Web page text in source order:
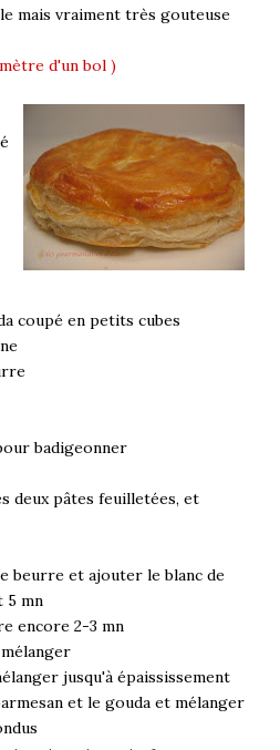
mais vraiment très gouteuse
d'un bol )
coupé en petits cubes
badigeonner
deux pâtes feuilletées, et
beurre et ajouter le blanc de
5 mn
encore 2-3 mn
jusqu'à épaississement
et le gouda et mélanger